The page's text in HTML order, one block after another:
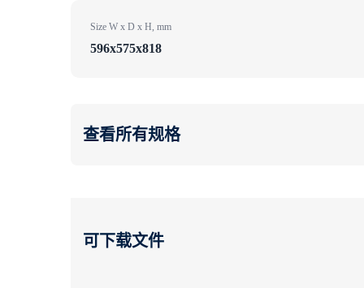
Size W x D x H, mm
596x575x818
查看所有规格
可下载文件